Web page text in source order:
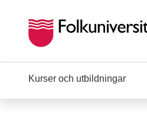
Kurser och utbildningar